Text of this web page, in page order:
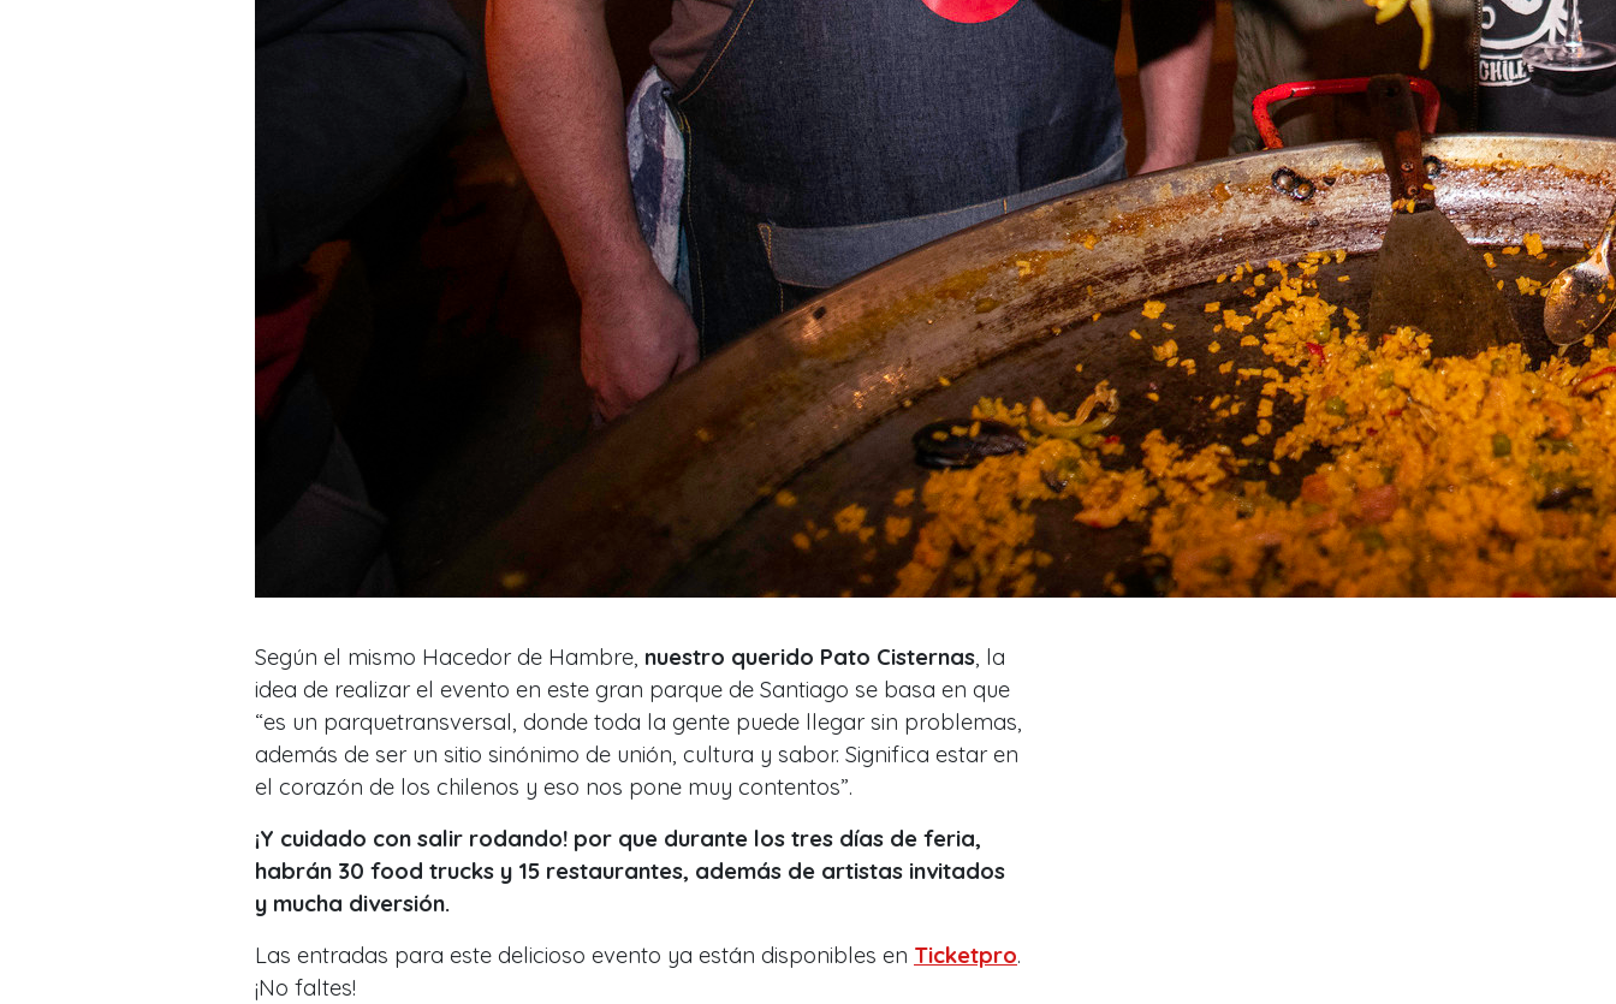
Según el mismo Hacedor de Hambre, nuestro querido Pato Cisternas, la
idea de realizar el evento en este gran parque de Santiago se basa en que
“es un parquetransversal, donde toda la gente puede llegar sin problemas,
además de ser un sitio sinónimo de unión, cultura y sabor. Significa estar en
el corazón de los chilenos y eso nos pone muy contentos”.
¡Y cuidado con salir rodando! por que durante los tres días de feria,
habrán 30 food trucks y 15 restaurantes, además de artistas invitados
y mucha diversión.
Las entradas para este delicioso evento ya están disponibles en Ticketpro.
¡No faltes!